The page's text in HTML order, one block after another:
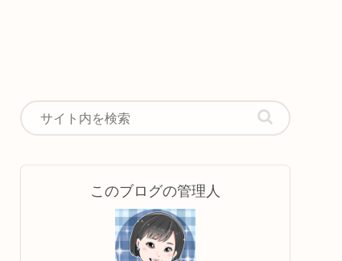
このブログの管理人